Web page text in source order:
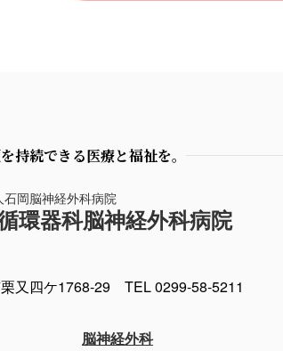
持続できる医療と福祉を。
石岡脳神経外科病院
環器科脳神経外科病院
又四ケ1768-29 TEL 0299-58-5211
脳神経外科